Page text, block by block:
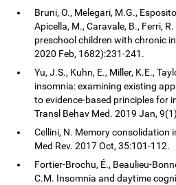
Bruni, O., Melegari, M.G.,
Apicella, M., Caravale, B., Ferri,
preschool children with chronic
2020 Feb, 1682):231-241.
Yu, J.S., Kuhn, E., Miller, K.E.,
insomnia: examining existing
to evidence-based principles for
Transl Behav Med. 2019 Jan,
Cellini, N. Memory consolidation
Med Rev. 2017 Oct, 35:101-112.
Fortier-Brochu, É., Beaulieu-
C.M. Insomnia and daytime